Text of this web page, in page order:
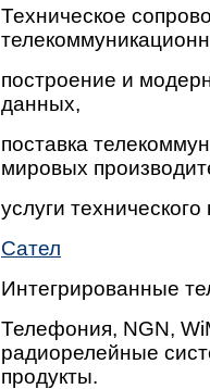
Техническое
построение и
данных,
поставка
мировых
услуги технического
Сател
Интегрированные
Телефония, NGN,
радиорелейные
продукты.